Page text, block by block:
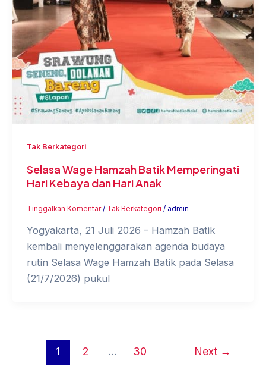
Tak Berkategori
Selasa Wage Hamzah Batik Memperingati
Hari Kebaya dan Hari Anak
Tinggalkan Komentar / Tak Berkategori / admin
Yogyakarta, 21 Juli 2026 – Hamzah Batik
kembali menyelenggarakan agenda budaya
rutin Selasa Wage Hamzah Batik pada Selasa
(21/7/2026) pukul
1 2 … 30 Next →